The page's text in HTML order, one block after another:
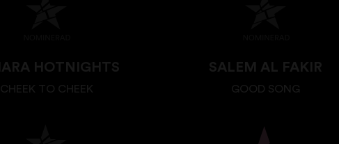
HOTNIGHTS
CHEEK TO CHEEK
SALEM AL FAKIR
GOOD SONG